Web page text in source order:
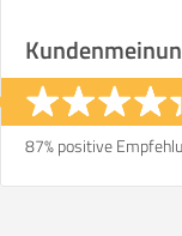
87% positive